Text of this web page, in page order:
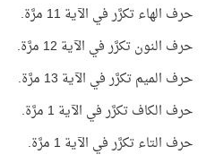
حرف الهاء تكرَّر في الآية 11 مرَّة.
حرف النون تكرَّر في الآية 12 مرَّة.
حرف الميم تكرَّر في الآية 13 مرَّة.
حرف الكاف تكرَّر في الآية 1 مرَّة.
حرف التاء تكرَّر في الآية 1 مرَّة.